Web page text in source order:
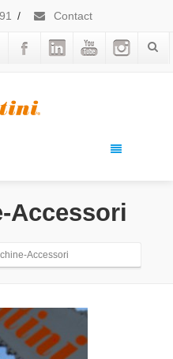
/ Contact
Accessori
Accessori